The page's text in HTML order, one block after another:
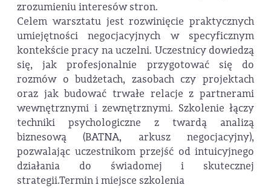
zrozumieniu interesów stron.
Celem warsztatu jest rozwinięcie praktycznych
umiejętności negocjacyjnych w specyficznym
kontekście pracy na uczelni. Uczestnicy dowiedzą
się, jak profesjonalnie przygotować się do
rozmów o budżetach, zasobach czy projektach
oraz jak budować trwałe relacje z partnerami
wewnętrznymi i zewnętrznymi. Szkolenie łączy
techniki psychologiczne z twardą analizą
biznesową (BATNA, arkusz negocjacyjny),
pozwalając uczestnikom przejść od intuicyjnego
działania do świadomej i skutecznej
strategii.Termin i miejsce szkolenia